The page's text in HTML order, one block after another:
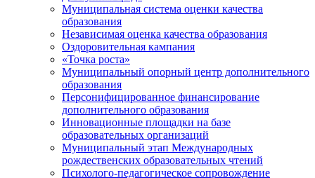
Муниципальная система оценки качества
образования
Независимая оценка качества образования
Оздоровительная кампания
«Точка роста»
Муниципальный опорный центр дополнительного
образования
Персонифицированное финансирование
дополнительного образования
Инновационные площадки на базе
образовательных организаций
Муниципальный этап Международных
рождественских образовательных чтений
Психолого-педагогическое сопровождение